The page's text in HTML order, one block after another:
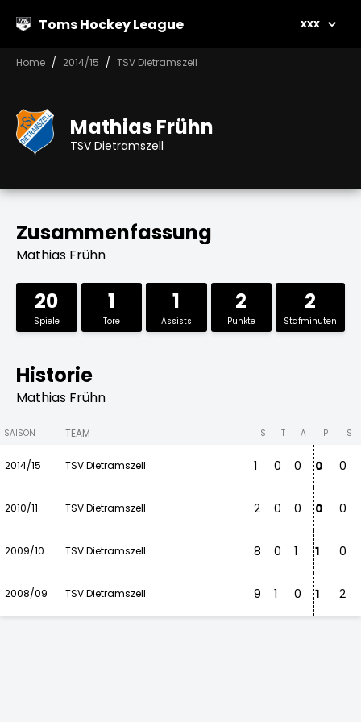
Toms Hockey League xxx
Home 2014/15 TSV Dietramszell
Mathias Frühn
TSV Dietramszell
Zusammenfassung
Mathias Frühn
20
Spiele
1
Tore
1
Assists
2
Punkte
2
Stafminuten
Historie
Mathias Frühn
SAISON TEAM S T A P S
2014/15 TSV Dietramszell 1 0 0 0 0
2010/11 TSV Dietramszell 2 0 0 0 0
2009/10 TSV Dietramszell 8 0 1 1 0
2008/09 TSV Dietramszell 9 1 0 1 2